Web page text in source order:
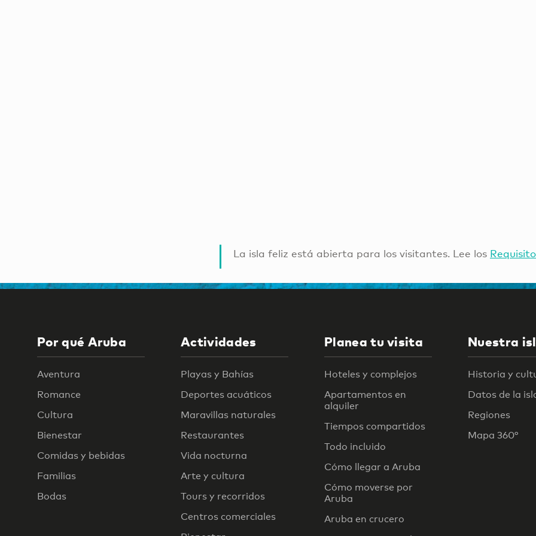
La isla feliz está abierta para los visitantes. Lee los
Por qué Aruba
Aventura
Romance
Cultura
Bienestar
Comidas y bebidas
Familias
Bodas
Actividades
Playas y Bahías
Deportes acuáticos
Maravillas naturales
Restaurantes
Vida nocturna
Arte y cultura
Tours y recorridos
Centros comerciales
Planea tu visita
Hoteles y complejos
Apartamentos en
alquiler
Tiempos compartidos
Todo incluido
Cómo llegar a Aruba
Cómo moverse por
Aruba
Aruba en crucero
Nuestra
Historia y
Datos de la
Regiones
Mapa 360°